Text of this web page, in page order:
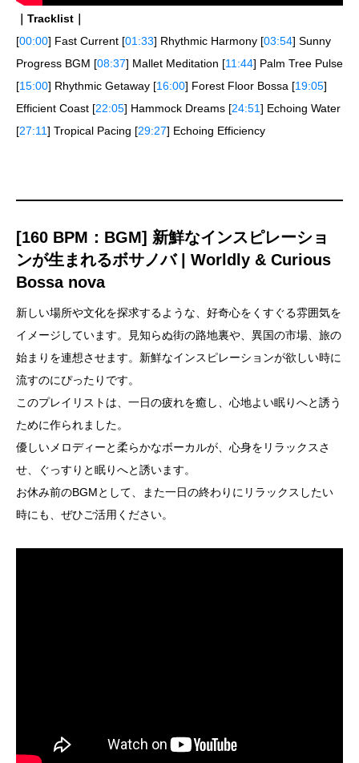
｜Tracklist｜
[00:00] Fast Current [01:33] Rhythmic Harmony [03:54] Sunny
Progress BGM [08:37] Mallet Meditation [11:44] Palm Tree Pulse
[15:00] Rhythmic Getaway [16:00] Forest Floor Bossa [19:05]
Efficient Coast [22:05] Hammock Dreams [24:51] Echoing Water
[27:11] Tropical Pacing [29:27] Echoing Efficiency
[160 BPM：BGM] 新鮮なインスピレーショ
ンが生まれるボサノバ | Worldly & Curious
Bossa nova
新しい場所や文化を探求するような、好奇心をくすぐる雰囲気を
イメージしています。見知らぬ街の路地裏や、異国の市場、旅の
始まりを連想させます。新鮮なインスピレーションが欲しい時に
流すのにぴったりです。
このプレイリストは、一日の疲れを癒し、心地よい眠りへと誘う
ために作られました。
優しいメロディーと柔らかなボーカルが、心身をリラックスさ
せ、ぐっすりと眠りへと誘います。
お休み前のBGMとして、また一日の終わりにリラックスしたい
時にも、ぜひご活用ください。